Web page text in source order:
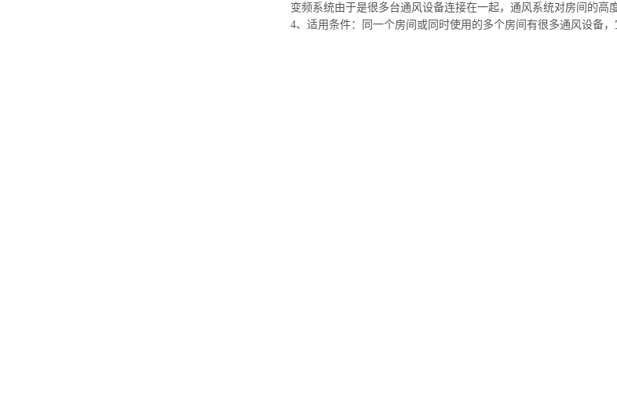
变频系统由于是很多台通风设备连接在一起，通风系统对房间的高
4、适用条件：同一个房间或同时使用的多个房间有很多通风设备